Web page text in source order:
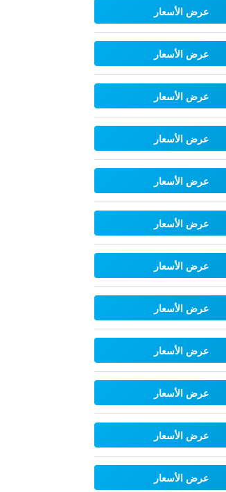
عرض الأسعار
عرض الأسعار
عرض الأسعار
عرض الأسعار
عرض الأسعار
عرض الأسعار
عرض الأسعار
عرض الأسعار
عرض الأسعار
عرض الأسعار
عرض الأسعار
عرض الأسعار